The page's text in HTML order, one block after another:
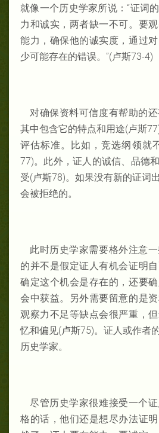
就像一个历史学家所说 ：“证词
力和诚实， 两者缺一不可。要观
能力，确保他的诚实度，通过
少可能存在的错误。”(卢斯73-4)
对确保资料可信度有帮助的还
其中包含它的特点和用途(卢斯
评估标准。比如，竞选纲领就
77)。此外，证 人的诚信 、品德
受(卢斯78)。如果没有新的证词出
会被拒绝的。
此时历史学家需要格外注意
的并不是假定证 人有机会证明
确定这个机会是存在的，还要
会中获益。另外需要留意的是资
观察力不足等缺点会很严重，
忆和偏 见(卢斯75)。 证人或作者
历史学家。
尽管历史学家很难接受一个证
格的话，他们还是想尽办法证